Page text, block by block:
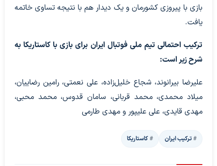
بازی با پیروزی کشورمان و یک دیدار هم با نتیجه تساوی خاتمه
یافت.
ترکیب احتمالی تیم ملی فوتبال ایران برای بازی با کاستاریکا به
شرح زیر است:
علیرضا بیرانوند، شجاع خلیل‌زاده، علی نعمتی، رامین رضاییان،
میلاد محمدی، محمد قربانی، سامان قدوس، محمد محبی،
مهدی قایدی، علی علیپور و مهدی طارمی
ترکیب ایران کاستاریکا